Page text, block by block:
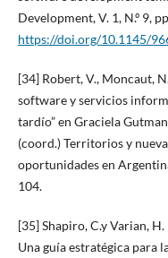
Development, V. 1, N.º 9,
https://doi.org/10.1145/
[34] Robert, V., Moncaut,
software y servicios
tardío” en Graciela
(coord.) Territorios y
oportunidades en
104.
[35] Shapiro, C.y Varian,
Una guía estratégica para